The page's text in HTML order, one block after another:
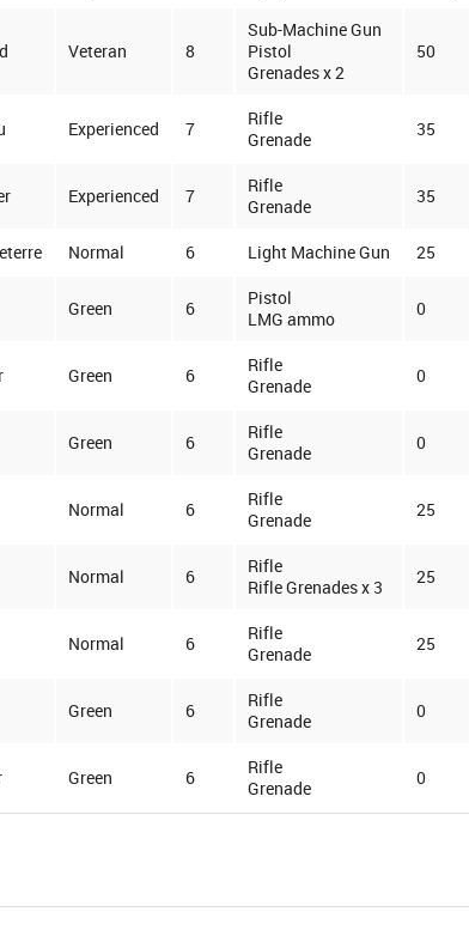
Veteran 8
Sub-Machine Gun
Pistol
Grenades x 2
50
Experienced 7
Rifle
Grenade
35
Experienced 7
Rifle
Grenade
35
Normal 6 Light Machine Gun 25
Green 6
Pistol
LMG ammo
0
Green 6
Rifle
Grenade
0
Green 6
Rifle
Grenade
0
Normal 6
Rifle
Grenade
25
Normal 6
Rifle
Rifle Grenades x 3
25
Normal 6
Rifle
Grenade
25
Green 6
Rifle
Grenade
0
Green 6
Rifle
Grenade
0